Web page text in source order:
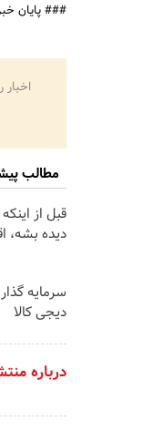
### پایان
مطالب
قبل از
دیده بشه،
سرمایه
دیجی کالا
درباره